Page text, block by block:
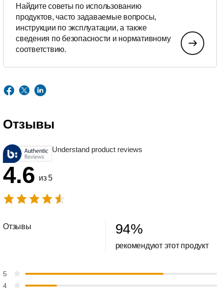
Найдите советы по использованию
продуктов, часто задаваемые вопросы,
инструкции по эксплуатации, а также
сведения по безопасности и нормативному
соответствию.
Отзывы
Understand product reviews
4.6 из 5
Отзывы 94%
рекомендуют этот продукт
5
4